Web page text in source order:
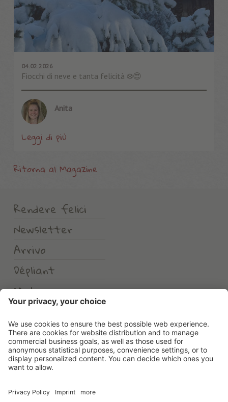
04.02.2026
Fiocchi di neve e tanta felicità ❄️😍
Anita
Leggi di più
Ritorna al Magazine
Rendere felici
Newsletter
Arrivo
Dépliant
Meteo
Erlebnishotel Waltershof